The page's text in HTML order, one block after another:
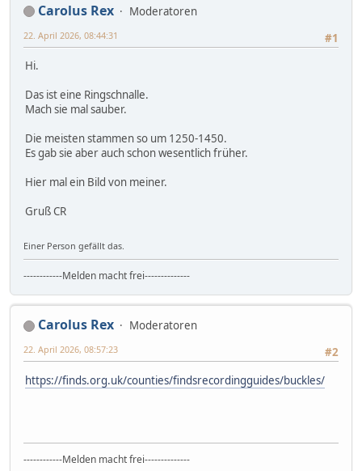
Carolus Rex
Moderatoren
#1
22. April 2026, 08:44:31
Hi.
Das ist eine Ringschnalle.
Mach sie mal sauber.
Die meisten stammen so um 1250-1450.
Es gab sie aber auch schon wesentlich früher.
Hier mal ein Bild von meiner.
Gruß CR
Einer Person gefällt das.
------------Melden macht frei--------------
Carolus Rex
Moderatoren
#2
22. April 2026, 08:57:23
https://finds.org.uk/counties/findsrecordingguides/buckles/
------------Melden macht frei--------------